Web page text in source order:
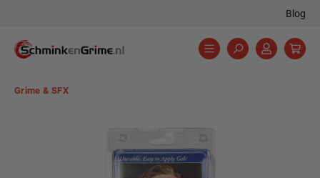
Blog
Grime & SFX